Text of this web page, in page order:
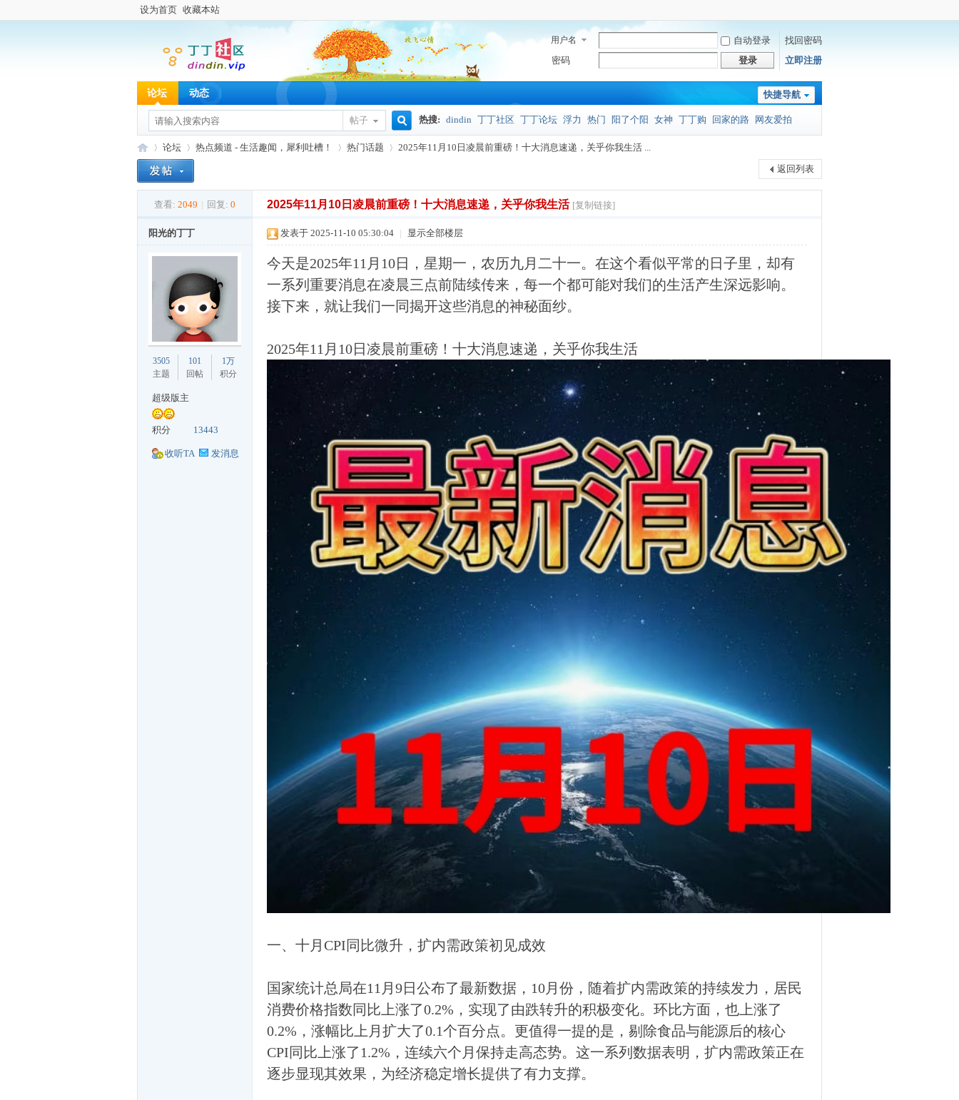
设为首页 收藏本站
用户名 自动登录
找回密码
密码
登录 立即注册
快捷导航
论坛 动态
帖子
搜
索
热搜: dindin 丁丁社区 丁丁论坛 浮力 热门 阳了个阳 女神 丁丁购 回家的路 网友爱拍
奥密克戎
论坛
›
热点频道 - 生活趣闻，犀利吐槽！
›
热门话题
›
2025年11月10日凌晨前重磅！十大消息速递，关乎你我生活 ...
返回列表
查看: 2049 | 回复: 0 2025年11月10日凌晨前重磅！十大消息速递，关乎你我生活 [复制链接]
阳光的丁丁
3505
主题
101
回帖
1万
积分
超级版主
积分 13443
收听TA 发消息
发表于 2025-11-10 05:30:04 | 显示全部楼层
今天是2025年11月10日，星期一，农历九月二十一。在这个看似平常的日子里，却有
一系列重要消息在凌晨三点前陆续传来，每一个都可能对我们的生活产生深远影响。
接下来，就让我们一同揭开这些消息的神秘面纱。
2025年11月10日凌晨前重磅！十大消息速递，关乎你我生活
一、十月CPI同比微升，扩内需政策初见成效
国家统计总局在11月9日公布了最新数据，10月份，随着扩内需政策的持续发力，居民
消费价格指数同比上涨了0.2%，实现了由跌转升的积极变化。环比方面，也上涨了
0.2%，涨幅比上月扩大了0.1个百分点。更值得一提的是，剔除食品与能源后的核心
CPI同比上涨了1.2%，连续六个月保持走高态势。这一系列数据表明，扩内需政策正在
逐步显现其效果，为经济稳定增长提供了有力支撑。